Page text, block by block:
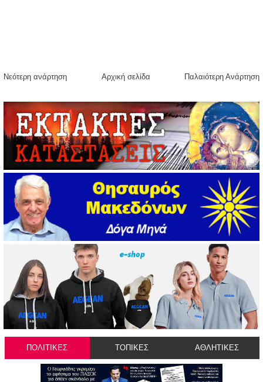
Νεότερη ανάρτηση Παλαιότερη Ανάρτηση
Αρχική σελίδα
ΠΟΛΙΤΙΚΕΣ ΤΟΠΙΚΕΣ ΑΘΛΗΤΙΚΕΣ